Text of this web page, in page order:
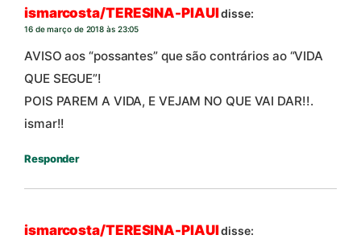
ismarcosta/TERESINA-PIAUIdisse:
16 de março de 2018 às 23:05
AVISO aos “possantes” que são contrários ao “VIDA
QUE SEGUE”!
POIS PAREM A VIDA, E VEJAM NO QUE VAI DAR!!.
ismar!!
Responder
ismarcosta/TERESINA-PIAUIdisse: